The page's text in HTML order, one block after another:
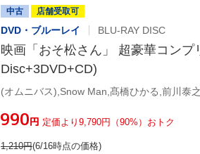
中古 店舗受取可
DVD・ブルーレイ BLU-RAY DISC
映画「おそ松さん」 超豪華コンプ
Disc+3DVD+CD)
¥990円 定価より9,790円（90%）おトク
1,210円(6/16時点の価格)